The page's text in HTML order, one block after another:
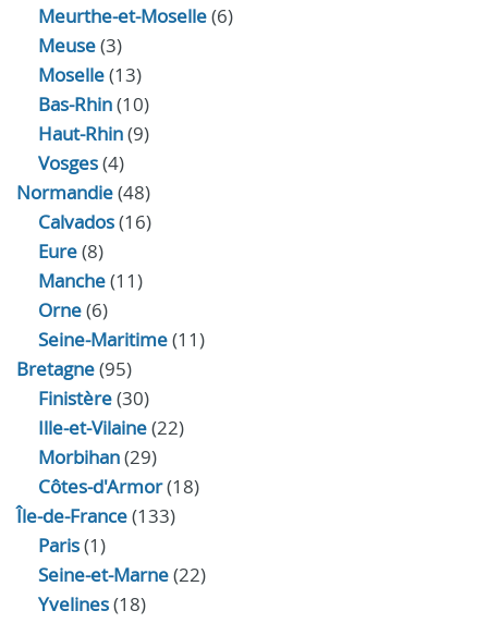
Meurthe-et-Moselle(6)
Meuse(3)
Moselle(13)
Bas-Rhin(10)
Haut-Rhin(9)
Vosges(4)
Normandie(48)
Calvados(16)
Eure(8)
Manche(11)
Orne(6)
Seine-Maritime(11)
Bretagne(95)
Finistère(30)
Ille-et-Vilaine(22)
Morbihan(29)
Côtes-d'Armor(18)
Île-de-France(133)
Paris(1)
Seine-et-Marne(22)
Yvelines(18)